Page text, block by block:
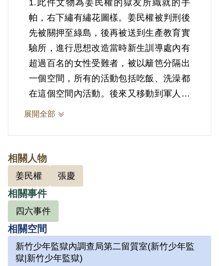
1.此件文物為姜民權的獄友所織就的手
帕，右下繡有繡花圖樣。姜民權被判刑後
先被關押至綠島，後再被送到生產教育實
驗所，進行思想改造當時新生訓導處內有
超過百名的女性受難者，被以籬笆分隔出
一個空間，所有的活動包括吃飯、洗澡都
在這個空間內活動。後來又移動到軍人監
獄、新竹少年監獄等地，一直到1960年
紅，以平復心境，而獄友則為她織了手帕
與枕頭套，希望能抹去其受難時的淚水。
2.姜民權1930年出生於江蘇松江，後
1948年自上海登船來台，考上國立臺灣
大學物理系，成為該系的第一位女學生，
並且靠著獎學金與家教獨力賺錢過活。
1949年四六事件爆發時，姜民權曾幫忙
運送衣服、食物等物資。在臺大唸書時，
展開全部
相關人物
姜民權 張慶
相關事件
四六事件
相關空間
新竹少年監獄內調查局第二留質室(新竹少年監
獄|新竹少年監獄)